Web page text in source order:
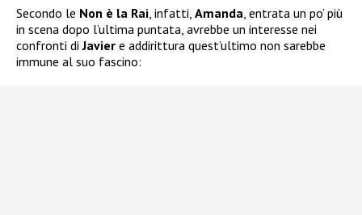
Secondo le Non è la Rai, infatti, Amanda, entrata un po’ più
in scena dopo l’ultima puntata, avrebbe un interesse nei
confronti diJavier e addirittura quest’ultimo non sarebbe
immune al suo fascino: